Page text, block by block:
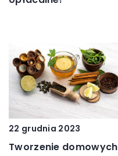
22 grudnia 2023
Tworzenie domowych